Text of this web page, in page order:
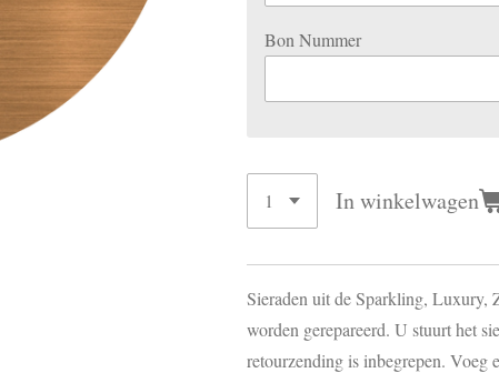
Bon Nummer
In winkelwagen
Sieraden uit de Sparkling, Luxury,
worden gerepareerd. U stuurt het
retourzending is inbegrepen. Voeg